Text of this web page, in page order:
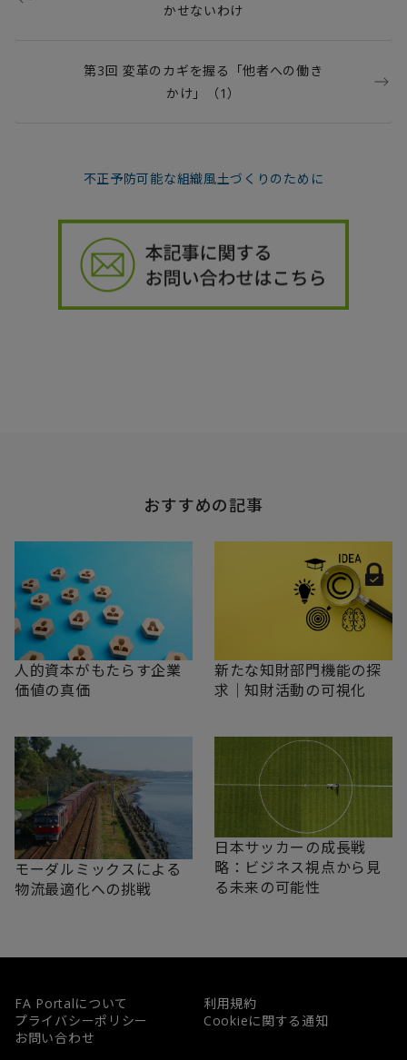
かせないわけ
第3回 変革のカギを握る「他者への働き
かけ」（1）
不正予防可能な組織風土づくりのために
おすすめの記事
人的資本がもたらす企業
価値の真価
新たな知財部門機能の探
求｜知財活動の可視化
モーダルミックスによる
物流最適化への挑戦
日本サッカーの成長戦
略：ビジネス視点から見
る未来の可能性
FA Portalについて
利用規約
プライバシーポリシー
Cookieに関する通知
お問い合わせ